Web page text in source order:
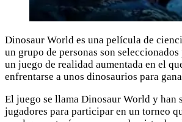
Dinosaur World es una película de
un grupo de personas son
un juego de realidad aumentada en el
enfrentarse a unos dinosaurios para
El juego se llama Dinosaur World y han
jugadores para participar en un torneo